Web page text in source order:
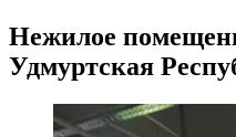
Нежилое
Удмуртская